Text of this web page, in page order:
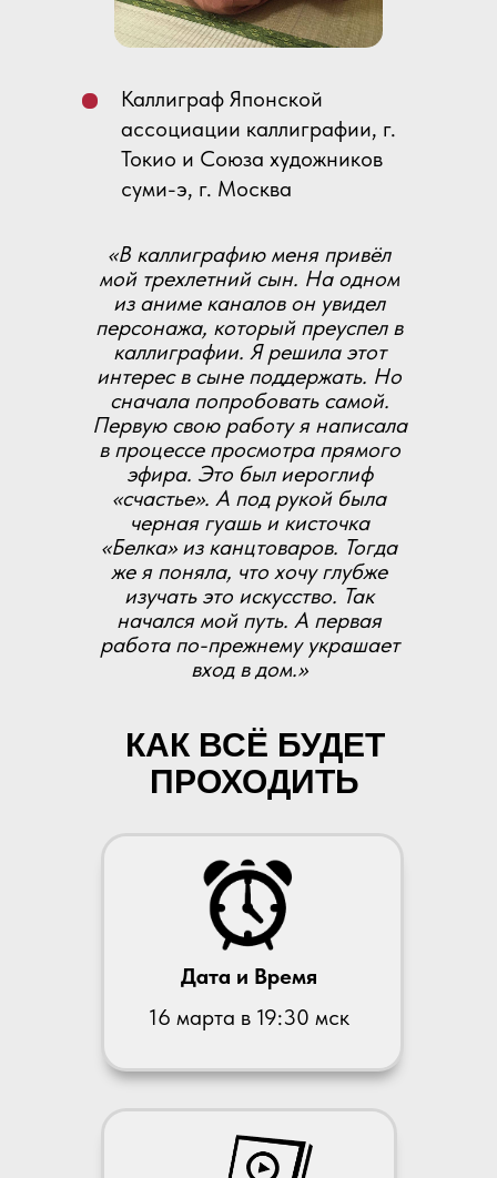
«В каллиграфию меня привёл
мой трехлетний сын. На одном
из аниме каналов он увидел
персонажа, который преуспел в
каллиграфии. Я решила этот
интерес в сыне поддержать. Но
сначала попробовать самой.
Первую свою работу я написала
в процессе просмотра прямого
эфира. Это был иероглиф
«счастье». А под рукой была
черная гуашь и кисточка
«Белка» из канцтоваров. Тогда
же я поняла, что хочу глубже
изучать это искусство. Так
начался мой путь. А первая
работа по-прежнему украшает
вход в дом.»
Каллиграф Японской
ассоциации каллиграфии, г.
Токио и Союза художников
суми-э, г. Москва
КАК ВСЁ БУДЕТ
ПРОХОДИТЬ
Дата и Время
16 марта в 19:30 мск